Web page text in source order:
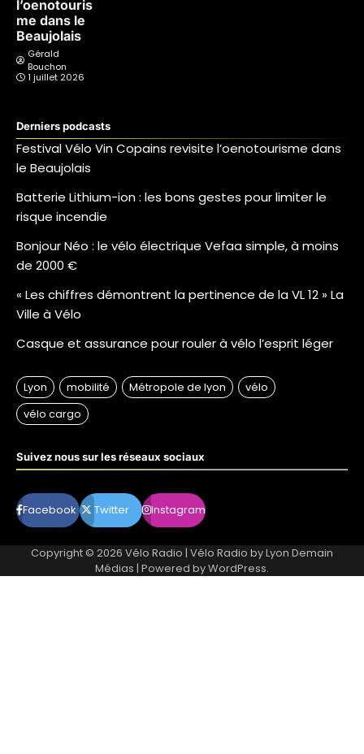
l’oenotouris
me dans le
Beaujolais
Gérald
Bouchon
1 juillet 2026
Derniers podcasts
Festival Vélo Vin Copains revisite l’oenotourisme dans
le Beaujolais
Batterie Lithium-ion : les bons gestes pour limiter le
risque incendie
Bonjour Néo : le vélo électrique Vefaa simple, à moins
de 2000 €
« Les chiffres démontrent la pertinence de la VL 12 » La
Ville à Vélo
Casque et assurance pour rouler à vélo l’esprit léger
Suivez nous sur les réseaux sociaux
Facebook Twitter Instagram
Copyright © 2026 Vélo Radio | Vélo Radio byLyon Demain
Médias | Powered byWordPress.